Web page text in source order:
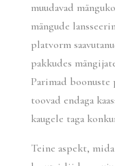
muudavad
mängude
platvorm
pakkudes
Parimad boonuste
toovad endaga
kaugele taga
Teine aspekt,